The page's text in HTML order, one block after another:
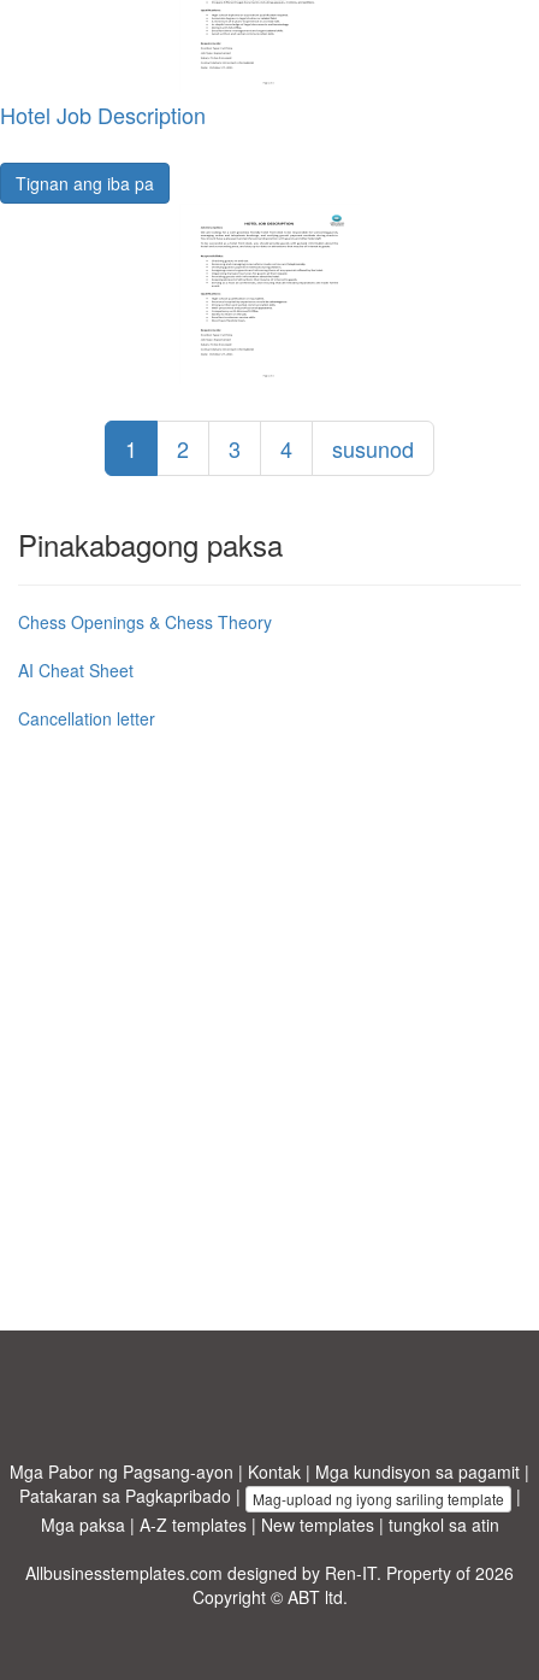
Hotel Job Description
Tignan ang iba pa
1 2 3 4 susunod
Pinakabagong paksa
Chess Openings & Chess Theory
AI Cheat Sheet
Cancellation letter
Mga Pabor ng Pagsang-ayon | Kontak | Mga kundisyon sa pagamit |
Patakaran sa Pagkapribado | Mag-upload ng iyong sariling template |
Mga paksa | A-Z templates| New templates| tungkol sa atin
Allbusinesstemplates.com designed by Ren-IT. Property of 2026
Copyright © ABT ltd.